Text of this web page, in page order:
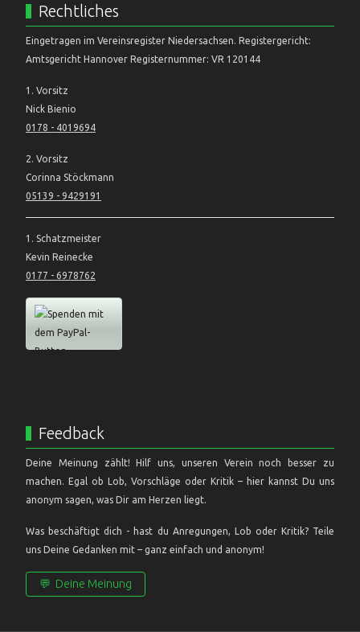
Rechtliches
Eingetragen im Vereinsregister Niedersachsen. Registergericht:
Amtsgericht Hannover Registernummer: VR 120144
1. Vorsitz
Nick Bienio
0178 - 4019694
2. Vorsitz
Corinna Stöckmann
05139 - 9429191
1. Schatzmeister
Kevin Reinecke
0177 - 6978762
Feedback
Deine Meinung zählt! Hilf uns, unseren Verein noch besser zu
machen. Egal ob Lob, Vorschläge oder Kritik – hier kannst Du uns
anonym sagen, was Dir am Herzen liegt.
Was beschäftigt dich - hast du Anregungen, Lob oder Kritik? Teile
uns Deine Gedanken mit – ganz einfach und anonym!
💬 Deine Meinung